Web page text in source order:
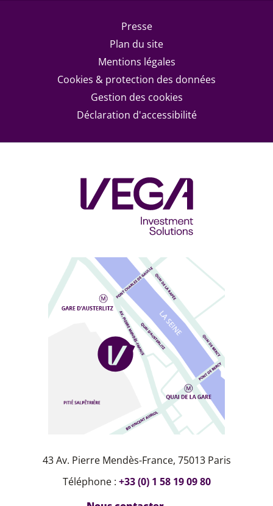
Presse
Plan du site
Mentions légales
Cookies & protection des données
Gestion des cookies
Déclaration d'accessibilité
43 Av. Pierre Mendès-France, 75013 Paris
Téléphone : +33 (0) 1 58 19 09 80